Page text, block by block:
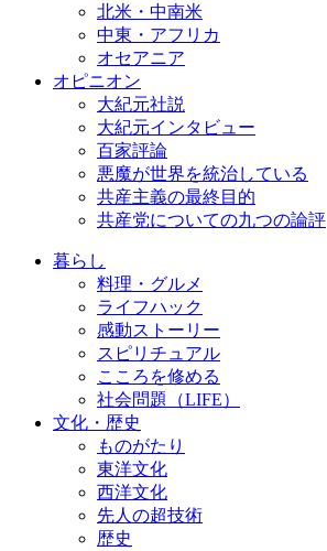
北米・中南米
中東・アフリカ
オセアニア
オピニオン
大紀元社説
大紀元インタビュー
百家評論
悪魔が世界を統治している
共産主義の最終目的
共産党についての九つの論評
暮らし
料理・グルメ
ライフハック
感動ストーリー
スピリチュアル
こころを修める
社会問題（LIFE）
文化・歴史
ものがたり
東洋文化
西洋文化
先人の超技術
歴史